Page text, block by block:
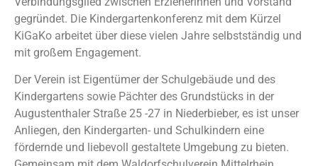
gegründet. Die Kindergartenkonferenz mit dem Kürzel
KiGaKo arbeitet über diese vielen Jahre selbstständig und
mit großem Engagement.
Der Verein ist Eigentümer der Schulgebäude und des
Kindergartens sowie Pächter des Grundstücks in der
Augustenthaler Straße 25 -27 in Niederbieber, es ist unser
Anliegen, den Kindergarten- und Schulkindern eine
fördernde und liebevoll gestaltete Umgebung zu bieten.